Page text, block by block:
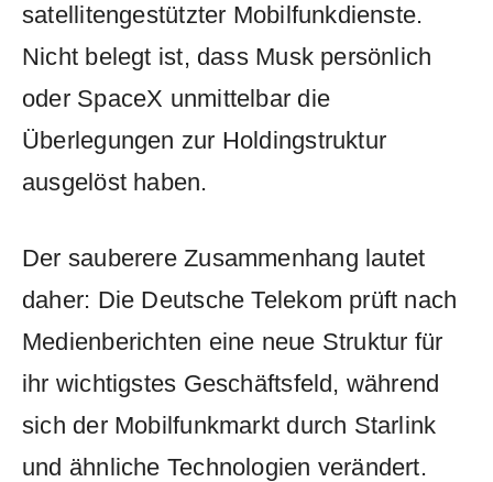
satellitengestützter Mobilfunkdienste.
Nicht belegt ist, dass Musk persönlich
oder SpaceX unmittelbar die
Überlegungen zur Holdingstruktur
ausgelöst haben.
Der sauberere Zusammenhang lautet
daher: Die Deutsche Telekom prüft nach
Medienberichten eine neue Struktur für
ihr wichtigstes Geschäftsfeld, während
sich der Mobilfunkmarkt durch Starlink
und ähnliche Technologien verändert.